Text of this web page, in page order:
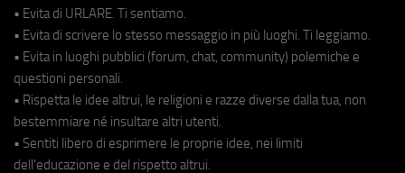
• Evita di URLARE. Ti sentiamo.
• Evita di scrivere lo stesso messaggio in più luoghi. Ti leggiamo.
• Evita in luoghi pubblici (forum, chat, community) polemiche e
questioni personali.
• Rispetta le idee altrui, le religioni e razze diverse dalla tua, non
bestemmiare né insultare altri utenti.
• Sentiti libero di esprimere le proprie idee, nei limiti
dell'educazione e del rispetto altrui.